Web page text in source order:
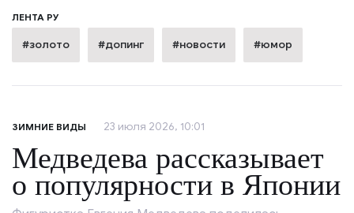
ЛЕНТА РУ
#золото #допинг #новости #юмор
ЗИМНИЕ ВИДЫ 23 июля 2026, 10:01
Медведева рассказывает
о популярности в Японии